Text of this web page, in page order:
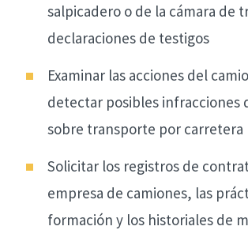
salpicadero o de la cámara de
declaraciones de testigos
Examinar las acciones del
detectar posibles infracciones
sobre transporte por carretera
Solicitar los registros de
empresa de camiones, las
formación y los historiales de